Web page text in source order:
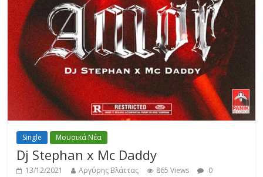
Single Μουσικά Νέα
Dj Stephan x Mc Daddy
13/12/2021 Αργύρης Βλάττας 865 Views
0